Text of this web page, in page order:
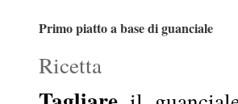
Primo piatto a base di guanciale
Ricetta